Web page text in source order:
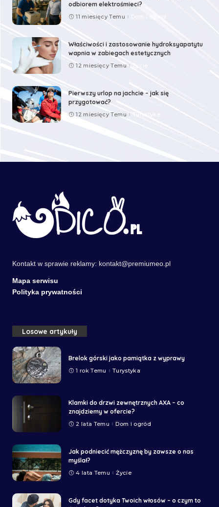
odbiorem elektrośmieci?
11 miesięcy Temu
Właściwości i zastosowanie hydroksyapatytu
wapnia w zabiegach estetycznych
12 miesięcy Temu
Pierwszy urlop na jachcie – jak się
przygotować?
12 miesięcy Temu
Kontakt w sprawie reklamy: kontakt@premiumeo.pl
Mapa serwisu
Polityka prywatności
Losowe artykuły
Brelok górski jako pamiątka z wyprawy
1 rok Temu Turystyka
Klamki do drzwi zewnętrznych AXA – co
znajdziemy w ofercie?
2 lata Temu Dom i ogród
Jak podniecić mężczyznę by zawsze o nas
myślał?
4 lata Temu Życie
Gdy facet dotyka Twoich włosów – o czym to